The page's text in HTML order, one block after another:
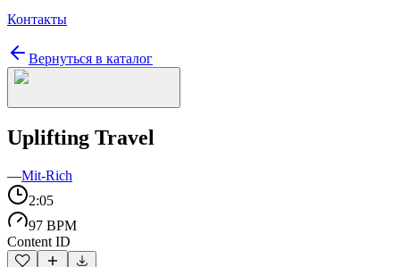
Контакты
Вернуться в каталог
Uplifting Travel
—Mit-Rich
2:05
97 BPM
Content ID